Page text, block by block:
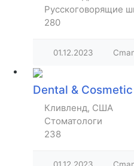
Русскоговорящие
280
01.12.2023
Dental &
Кливленд, США
Стоматологи
238